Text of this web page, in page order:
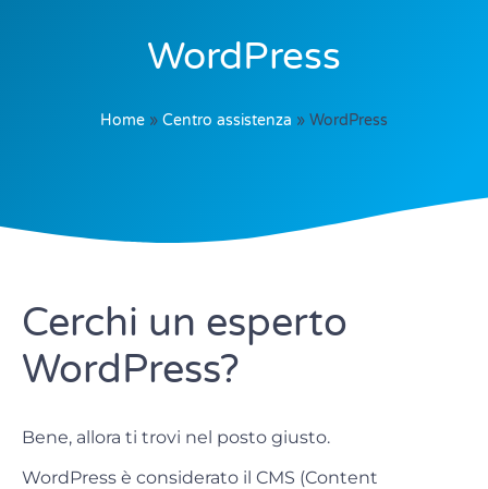
WordPress
Home » Centro assistenza » WordPress
Cerchi un esperto
WordPress?
Bene, allora ti trovi nel posto giusto.
WordPress è considerato il CMS (Content